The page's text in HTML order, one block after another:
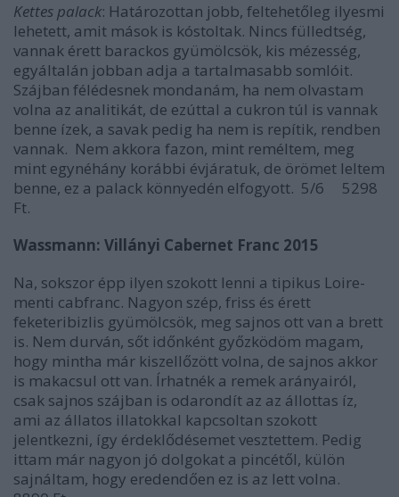
Kettes palack: Határozottan jobb, feltehetőleg ilyesmi
lehetett, amit mások is kóstoltak. Nincs fülledtség,
vannak érett barackos gyümölcsök, kis mézesség,
egyáltalán jobban adja a tartalmasabb somlóit.
Szájban félédesnek mondanám, ha nem olvastam
volna az analitikát, de ezúttal a cukron túl is vannak
benne ízek, a savak pedig ha nem is repítik, rendben
vannak. Nem akkora fazon, mint reméltem, meg
mint egynéhány korábbi évjáratuk, de örömet leltem
benne, ez a palack könnyedén elfogyott. 5/6
5298
Ft.
Wassmann: Villányi Cabernet Franc 2015
Na, sokszor épp ilyen szokott lenni a tipikus Loire-
menti cabfranc. Nagyon szép, friss és érett
feketeribizlis gyümölcsök, meg sajnos ott van a brett
is. Nem durván, sőt időnként győzködöm magam,
hogy mintha már kiszellőzött volna, de sajnos akkor
is makacsul ott van. Írhatnék a remek arányairól,
csak sajnos szájban is odarondít az az állottas íz,
ami az állatos illatokkal kapcsoltan szokott
jelentkezni, így érdeklődésemet vesztettem. Pedig
ittam már nagyon jó dolgokat a pincétől, külön
sajnáltam, hogy eredendően ez is az lett volna.